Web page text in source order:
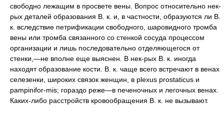
свободно лежащим в просвете вены. Вопрос относительно нек-
рых деталей образования В. к. и, в частности, образуются ли В.
к. вследствие петрификации свободного, шаровидного тромба
вены или тромба связанного со стенкой сосуда процессом
организации и лишь последовательно отделяющегося от
стенки,—не вполне еще выяснен. В нек-рых В. к. иногда
находят образование кости. В. к. чаще всего встречают в венах
селезенки, широких связок женщин, в plexus prostaticus и
pampinifor-mis; гораздо реже—в печеночных и легочных венах.
Каких-либо расстройств кровообращения В. к. не вызывают.